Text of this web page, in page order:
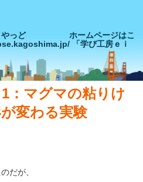
きやっど ホームページはこ
「学び工房ｅｉ
マグマの粘りけ
変わる実験
だが、